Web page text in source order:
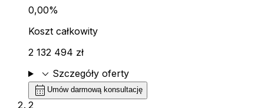
0,00%
Koszt całkowity
2 132 494 zł
expand_more Szczegóły oferty
calendar_month Umów darmową konsultację
2